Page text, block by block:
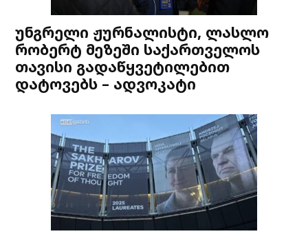
უნგრელი ჟურნალისტი, ლასლო
რობერტ მეზეში საქართველოს
თავისი გადაწყვეტილებით
დატოვებს – ადვოკატი